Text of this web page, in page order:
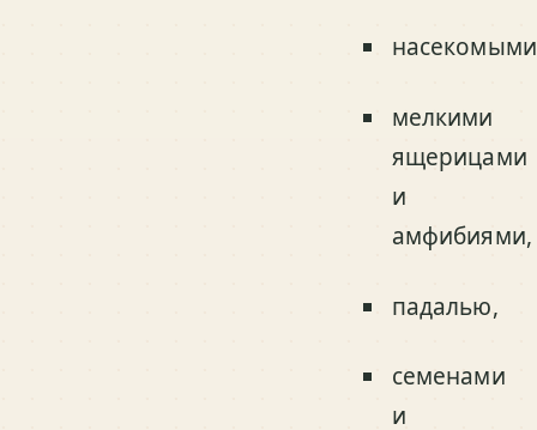
мелкими
ящерицами
и
амфибиями,
падалью,
семенами
и